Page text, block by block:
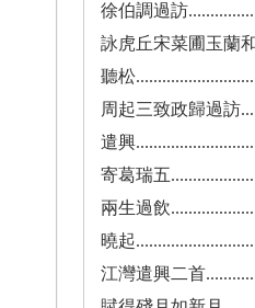
徐伯調過訪
詠虎丘宋菜圃玉蘭
聽松
周起三致政歸過訪
遣興
寄葛瑞五
兩生過飲
曉起
江灣遣興二首